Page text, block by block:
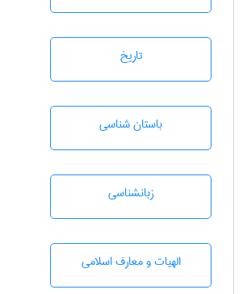
تاريخ
باستان شناسی
زبانشناسی
الهیات و معارف اسلامی